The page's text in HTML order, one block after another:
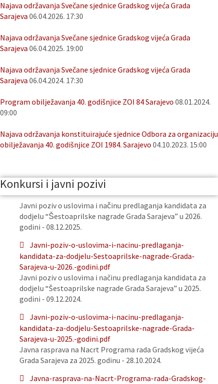
Najava održavanja Svečane sjednice Gradskog vijeća Grada
Sarajeva 06.04.2026. 17:30
Najava održavanja Svečane sjednice Gradskog vijeća Grada
Sarajeva 06.04.2025. 19:00
Najava održavanja Svečane sjednice Gradskog vijeća Grada
Sarajeva 06.04.2024. 17:30
Program obilježavanja 40. godišnjice ZOI 84 Sarajevo 08.01.2024.
09:00
Najava održavanja konstituirajuće sjednice Odbora za organizaciju
obilježavanja 40. godišnjice ZOI 1984. Sarajevo 04.10.2023. 15:00
Konkursi i javni pozivi
Javni poziv o uslovima i načinu predlaganja kandidata za
dodjelu “Šestoaprilske nagrade Grada Sarajeva” u 2026.
godini - 08.12.2025.
Javni-poziv-o-uslovima-i-nacinu-predlaganja-
kandidata-za-dodjelu-Sestoaprilske-nagrade-Grada-
Sarajeva-u-2026.-godini.pdf
Javni poziv o uslovima i načinu predlaganja kandidata za
dodjelu “Šestoaprilske nagrade Grada Sarajeva” u 2025.
godini - 09.12.2024.
Javni-poziv-o-uslovima-i-nacinu-predlaganja-
kandidata-za-dodjelu-Sestoaprilske-nagrade-Grada-
Sarajeva-u-2025.-godini.pdf
Javna rasprava na Nacrt Programa rada Gradskog vijeća
Grada Sarajeva za 2025. godinu - 28.10.2024.
Javna-rasprava-na-Nacrt-Programa-rada-Gradskog-